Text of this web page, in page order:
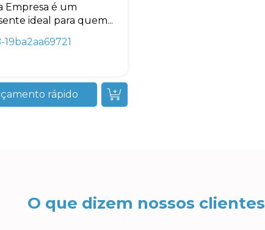
Empresa é um
ideal para quem...
19ba2aa69721
rápido
O que dizem nossos clientes